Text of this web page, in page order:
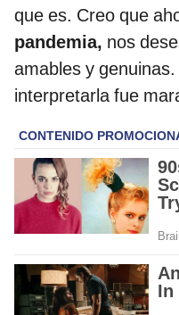
que es. Creo que
pandemia, nos
amables y
interpretarla fue